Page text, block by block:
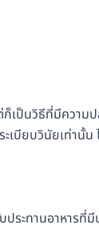
เป็นวิธีที่มีความ
เบียบวินัยเท่านั้น
ะทานอาหารที่มี